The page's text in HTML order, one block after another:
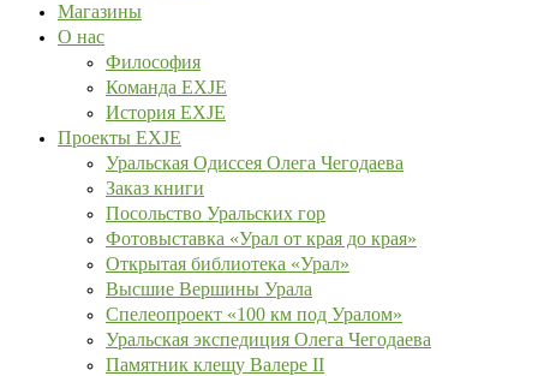
Магазины
О нас
Философия
Команда EXJE
История EXJE
Проекты EXJE
Уральская Одиссея Олега Чегодаева
Заказ книги
Посольство Уральских гор
Фотовыставка «Урал от края до края»
Открытая библиотека «Урал»
Высшие Вершины Урала
Спелеопроект «100 км под Уралом»
Уральская экспедиция Олега Чегодаева
Памятник клещу Валере II